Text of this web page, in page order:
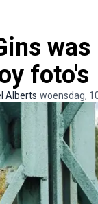
foto's
Alberts woensdag,